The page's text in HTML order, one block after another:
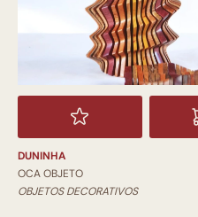
DUNINHA
OCA OBJETO
OBJETOS DECORATIVOS